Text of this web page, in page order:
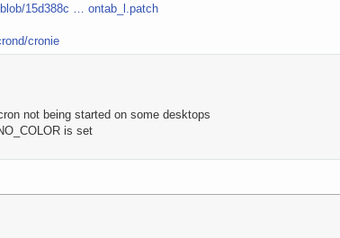
15d388c … ontab_l.patch
cronie
not being started on some desktops
is set